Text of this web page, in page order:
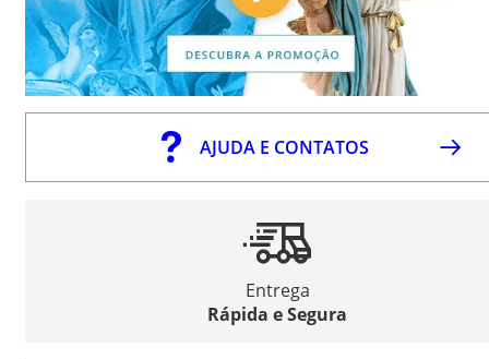
AJUDA E CONTATOS
Entrega
Rápida e Segura